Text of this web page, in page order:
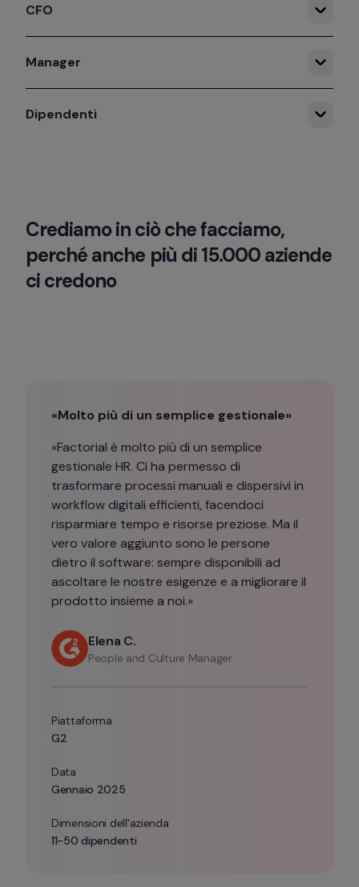
CFO
Manager
Dipendenti
Crediamo in ciò che facciamo,
perché anche più di 15.000 aziende
ci credono
«Molto più di un semplice gestionale»
«Factorial è molto più di un semplice
gestionale HR. Ci ha permesso di
trasformare processi manuali e dispersivi in
workflow digitali efficienti, facendoci
risparmiare tempo e risorse preziose. Ma il
vero valore aggiunto sono le persone
dietro il software: sempre disponibili ad
ascoltare le nostre esigenze e a migliorare il
prodotto insieme a noi.»
Elena C.
People and Culture Manager
Piattaforma
G2
Data
Gennaio 2025
Dimensioni dell'azienda
11-50 dipendenti